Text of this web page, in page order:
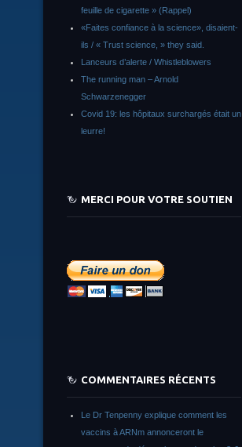
feuille de cigarette » (Rappel)
«Faites confiance à la science», disaient-
ils / « Trust science, » they said.
Lanceurs d’alerte / Whistleblowers
The running man – Arnold
Schwarzenegger
Covid 19: les hôpitaux surchargés était un
leurre!
MERCI POUR VOTRE SOUTIEN
COMMENTAIRES RÉCENTS
Le Dr Tenpenny explique comment les
vaccins à ARNm annonceront le